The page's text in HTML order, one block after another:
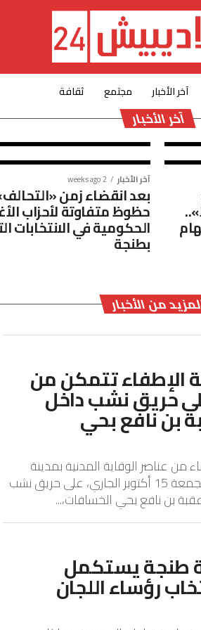
آخر الأخبار مجتمع ثقافة
آخر الأخبار
«لاديبيش»
العقار
آخر الأخبار 2 weeks ago
بعد انقضاء زمن
حظوظ متفاوتة لأحزاب
الحكومية في الانتخابات
بطنجة
من الأخبار
الإطفاء تتمكن من
حريق نشب داخل
بن نافع بحي
من عناصر الوقاية المدنية بمدينة
طنجة، يوم أمس الجمعة 15 أكتوبر الجاري، على حريق نشب
بن نافع بحي الخسافات،...
يستكمل
رؤساء اللجان